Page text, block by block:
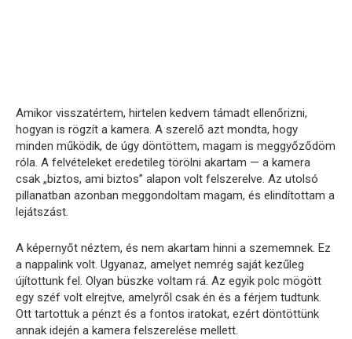
Amikor visszatértem, hirtelen kedvem támadt ellenőrizni,
hogyan is rögzít a kamera. A szerelő azt mondta, hogy
minden működik, de úgy döntöttem, magam is meggyőződöm
róla. A felvételeket eredetileg törölni akartam — a kamera
csak „biztos, ami biztos” alapon volt felszerelve. Az utolsó
pillanatban azonban meggondoltam magam, és elindítottam a
lejátszást.
A képernyőt néztem, és nem akartam hinni a szememnek. Ez
a nappalink volt. Ugyanaz, amelyet nemrég saját kezűleg
újítottunk fel. Olyan büszke voltam rá. Az egyik polc mögött
egy széf volt elrejtve, amelyről csak én és a férjem tudtunk.
Ott tartottuk a pénzt és a fontos iratokat, ezért döntöttünk
annak idején a kamera felszerelése mellett.